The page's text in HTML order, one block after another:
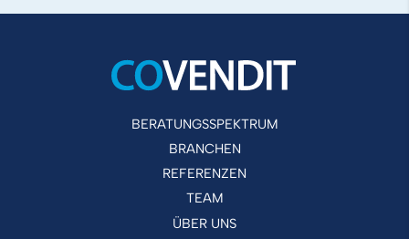
BERATUNGSSPEKTRUM
BRANCHEN
REFERENZEN
TEAM
ÜBER UNS